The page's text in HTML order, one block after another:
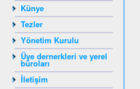
Künye
Tezler
Yönetim Kurulu
Üye dernerkleri ve yerel
büroları
İletişim